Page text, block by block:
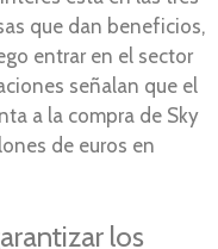
que dan beneficios,
entrar en el sector
señalan que el
a la compra de Sky
de euros en
los